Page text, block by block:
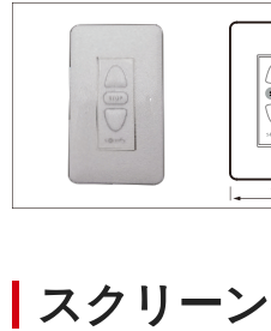
スクリー